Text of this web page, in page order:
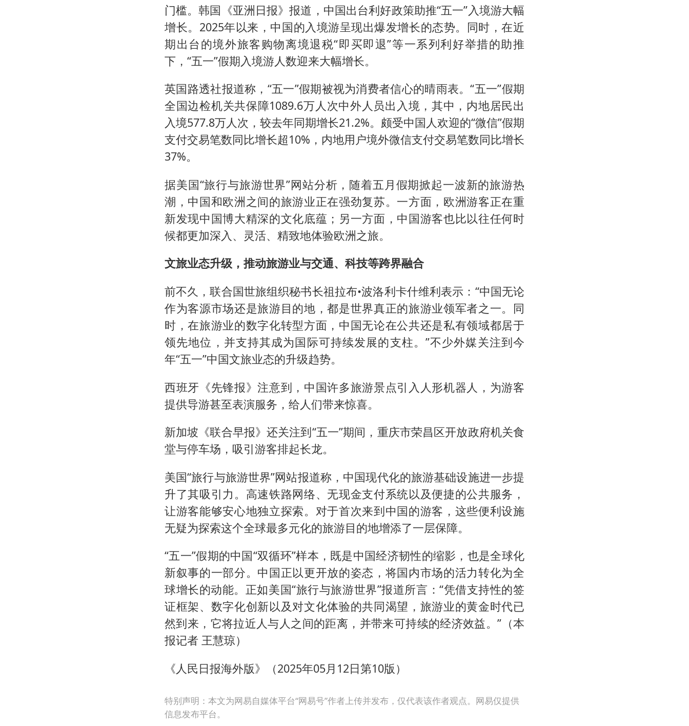
门槛。韩国《亚洲日报》报道，中国出台利好政策助推“五一”入境游大幅
增长。2025年以来，中国的入境游呈现出爆发增长的态势。同时，在近
期出台的境外旅客购物离境退税“即买即退”等一系列利好举措的助推
下，“五一”假期入境游人数迎来大幅增长。
英国路透社报道称，“五一”假期被视为消费者信心的晴雨表。“五一”假期
全国边检机关共保障1089.6万人次中外人员出入境，其中，内地居民出
入境577.8万人次，较去年同期增长21.2%。颇受中国人欢迎的“微信”假期
支付交易笔数同比增长超10%，内地用户境外微信支付交易笔数同比增长
37%。
据美国“旅行与旅游世界”网站分析，随着五月假期掀起一波新的旅游热
潮，中国和欧洲之间的旅游业正在强劲复苏。一方面，欧洲游客正在重
新发现中国博大精深的文化底蕴；另一方面，中国游客也比以往任何时
候都更加深入、灵活、精致地体验欧洲之旅。
文旅业态升级，推动旅游业与交通、科技等跨界融合
前不久，联合国世旅组织秘书长祖拉布•波洛利卡什维利表示：“中国无论
作为客源市场还是旅游目的地，都是世界真正的旅游业领军者之一。同
时，在旅游业的数字化转型方面，中国无论在公共还是私有领域都居于
领先地位，并支持其成为国际可持续发展的支柱。”不少外媒关注到今
年“五一”中国文旅业态的升级趋势。
西班牙《先锋报》注意到，中国许多旅游景点引入人形机器人，为游客
提供导游甚至表演服务，给人们带来惊喜。
新加坡《联合早报》还关注到“五一”期间，重庆市荣昌区开放政府机关食
堂与停车场，吸引游客排起长龙。
美国“旅行与旅游世界”网站报道称，中国现代化的旅游基础设施进一步提
升了其吸引力。高速铁路网络、无现金支付系统以及便捷的公共服务，
让游客能够安心地独立探索。对于首次来到中国的游客，这些便利设施
无疑为探索这个全球最多元化的旅游目的地增添了一层保障。
“五一”假期的中国“双循环”样本，既是中国经济韧性的缩影，也是全球化
新叙事的一部分。中国正以更开放的姿态，将国内市场的活力转化为全
球增长的动能。正如美国“旅行与旅游世界”报道所言：“凭借支持性的签
证框架、数字化创新以及对文化体验的共同渴望，旅游业的黄金时代已
然到来，它将拉近人与人之间的距离，并带来可持续的经济效益。”（本
报记者 王慧琼）
《人民日报海外版》（2025年05月12日第10版）
特别声明：本文为网易自媒体平台“网易号”作者上传并发布，仅代表该作者观点。网易仅提供
信息发布平台。